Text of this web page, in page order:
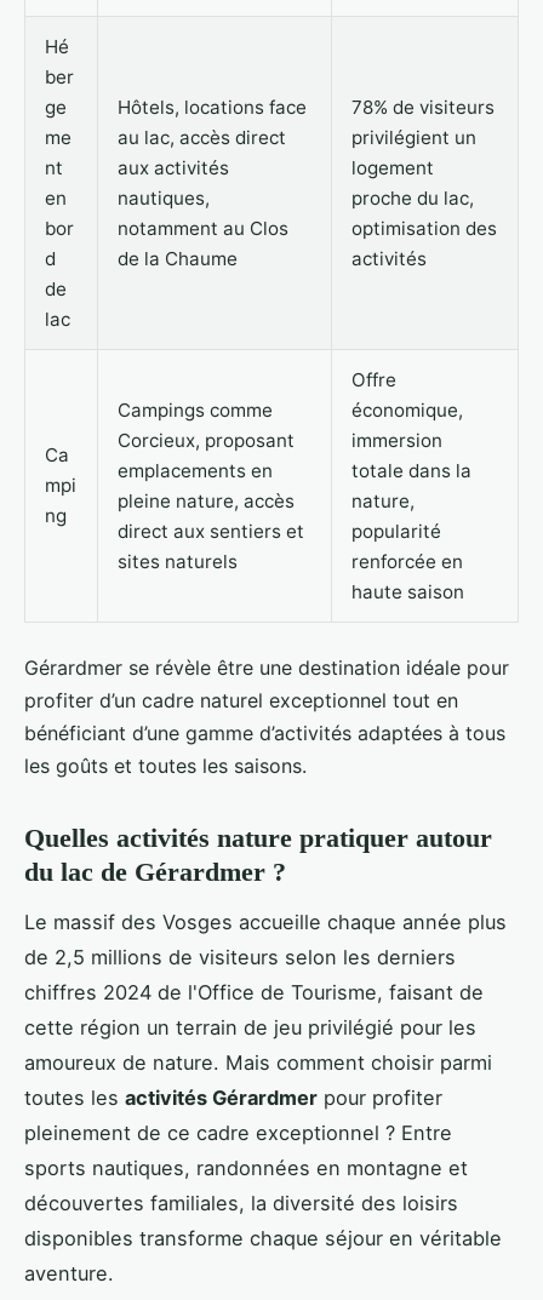
Hé
ber
ge
me
nt
en
bor
d
de
lac
Hôtels, locations face
au lac, accès direct
aux activités
nautiques,
notamment au Clos
de la Chaume
78% de visiteurs
privilégient un
logement
proche du lac,
optimisation des
activités
Ca
mpi
ng
Campings comme
Corcieux, proposant
emplacements en
pleine nature, accès
direct aux sentiers et
sites naturels
Offre
économique,
immersion
totale dans la
nature,
popularité
renforcée en
haute saison
Gérardmer se révèle être une destination idéale pour
profiter d’un cadre naturel exceptionnel tout en
bénéficiant d’une gamme d’activités adaptées à tous
les goûts et toutes les saisons.
Quelles activités nature pratiquer autour
du lac de Gérardmer ?
Le massif des Vosges accueille chaque année plus
de 2,5 millions de visiteurs selon les derniers
chiffres 2024 de l'Office de Tourisme, faisant de
cette région un terrain de jeu privilégié pour les
amoureux de nature. Mais comment choisir parmi
toutes les activités Gérardmer pour profiter
pleinement de ce cadre exceptionnel ? Entre
sports nautiques, randonnées en montagne et
découvertes familiales, la diversité des loisirs
disponibles transforme chaque séjour en véritable
aventure.